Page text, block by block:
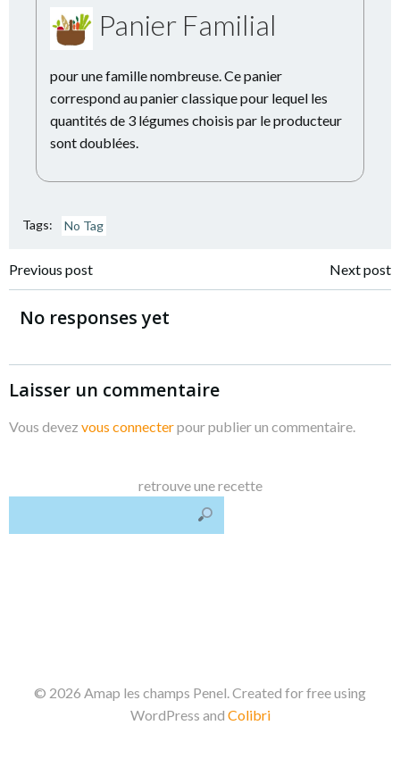
Panier Familial
pour une famille nombreuse. Ce panier
correspond au panier classique pour lequel les
quantités de 3 légumes choisis par le producteur
sont doublées.
Tags: No Tag
Navigation
de
l’article
Previous post
Navigation
l’article
Next post
No responses yet
Laisser un commentaire
Vous devez vous connecterpour publier un commentaire.
retrouve une recette
© 2026 Amap les champs Penel. Created for free using
WordPress and Colibri